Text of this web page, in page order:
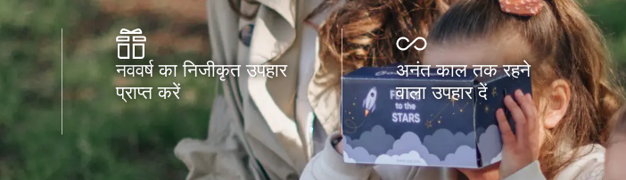
नववर्ष का निजीकृत उपहार
प्राप्त करें
अनंत काल तक रहने
वाला उपहार दें